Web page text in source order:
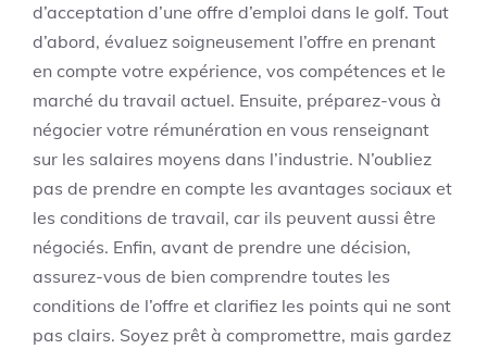
d’acceptation d’une offre d’emploi dans le golf. Tout
d’abord, évaluez soigneusement l’offre en prenant
en compte votre expérience, vos compétences et le
marché du travail actuel. Ensuite, préparez-vous à
négocier votre rémunération en vous renseignant
sur les salaires moyens dans l’industrie. N’oubliez
pas de prendre en compte les avantages sociaux et
les conditions de travail, car ils peuvent aussi être
négociés. Enfin, avant de prendre une décision,
assurez-vous de bien comprendre toutes les
conditions de l’offre et clarifiez les points qui ne sont
pas clairs. Soyez prêt à compromettre, mais gardez